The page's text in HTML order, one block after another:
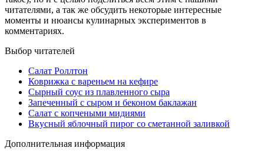
читателями, а так же обсудить некоторые интересные
моменты и нюансы кулинарных экспериментов в
комментариях.
Выбор читателей
Салат Роллтон
Коврижка с вареньем на кефире
Сырный соус из плавленного сыра
Запеченный с сыром и беконом баклажан
Салат с копчеными мидиями
Вкусный яблочный пирог со сметанной заливкой
Дополнительная информация